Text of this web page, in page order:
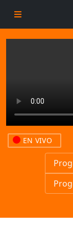
EN VIVO